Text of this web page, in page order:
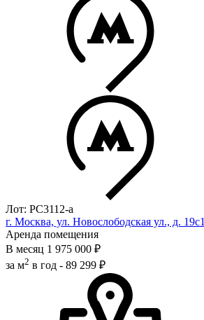
Лот: РС3112-a
г. Москва, ул. Новослободская ул., д. 19с1
Аренда помещения
В месяц 1 975 000 ₽
за м2 в год - 89 299 ₽